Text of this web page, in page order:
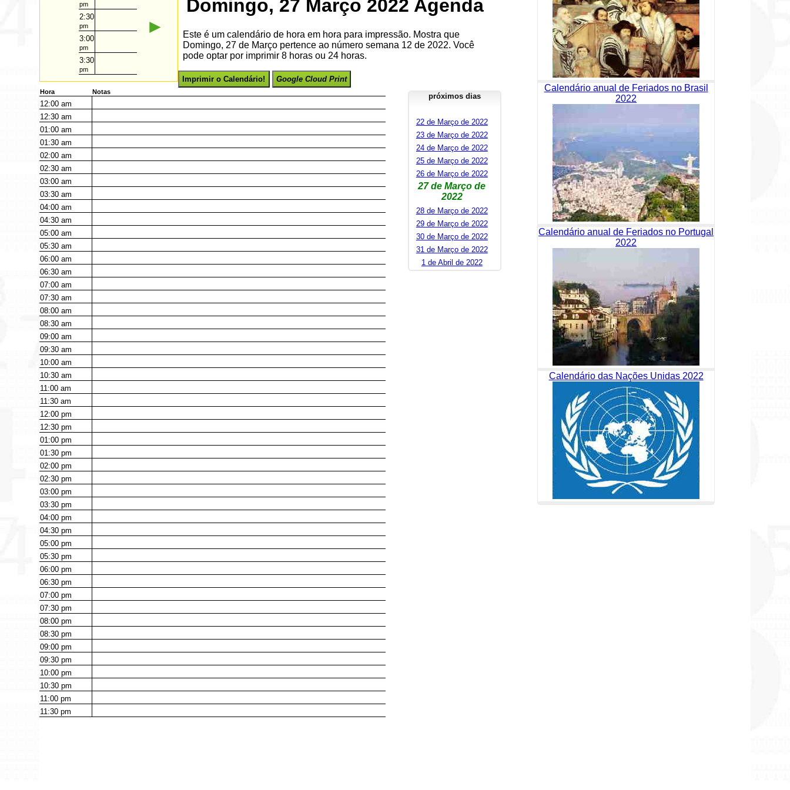
pm
2:30
pm
3:00
pm
3:30
pm
►
Domingo, 27 Março 2022 Agenda
Este é um calendário de hora em hora para impressão. Mostra que
Domingo, 27 de Março pertence ao número semana 12 de 2022. Você
pode optar por imprimir 8 horas ou 24 horas.
Imprimir o Calendário! Google Cloud Print
Hora Notas
12:00am
12:30am
01:00am
01:30am
02:00am
02:30am
03:00am
03:30am
04:00am
04:30am
05:00am
05:30am
06:00am
06:30am
07:00am
07:30am
08:00am
08:30am
09:00am
09:30am
10:00am
10:30am
11:00am
11:30am
12:00pm
12:30pm
01:00pm
01:30pm
02:00pm
02:30pm
03:00pm
03:30pm
04:00pm
04:30pm
05:00pm
05:30pm
06:00pm
06:30pm
07:00pm
07:30pm
08:00pm
08:30pm
09:00pm
09:30pm
10:00pm
10:30pm
11:00pm
11:30pm
próximos dias
22 de Março de 2022
23 de Março de 2022
24 de Março de 2022
25 de Março de 2022
26 de Março de 2022
27 de Março de
2022
28 de Março de 2022
29 de Março de 2022
30 de Março de 2022
31 de Março de 2022
1 de Abril de 2022
Calendário anual de Feriados no Brasil
2022
Calendário anual de Feriados no Portugal
2022
Calendário das Nações Unidas 2022